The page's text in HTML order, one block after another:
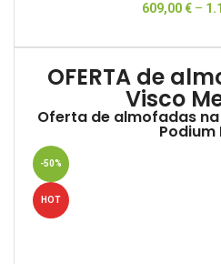
609,00€–
OFERTA de
Visco
Oferta de almofadas
Podium
-50%
HOT